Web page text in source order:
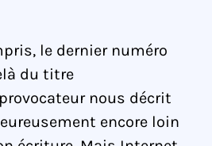
le dernier numéro
du titre
nous décrit
encore loin